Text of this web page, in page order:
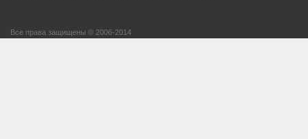
Все права защищены © 2006-2014